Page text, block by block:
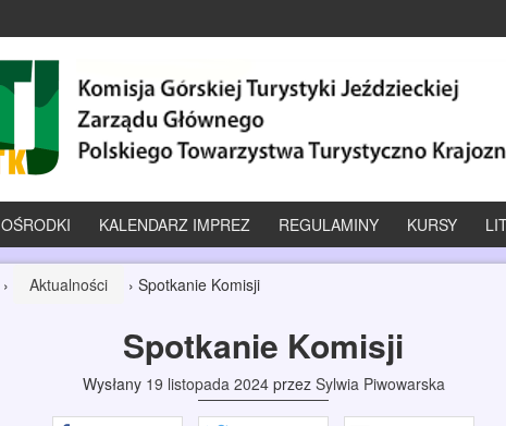
OŚRODKI KALENDARZ IMPREZ REGULAMINY KURSY
› Aktualności › Spotkanie Komisji
Spotkanie Komisji
Wysłany 19 listopada 2024przez Sylwia Piwowarska